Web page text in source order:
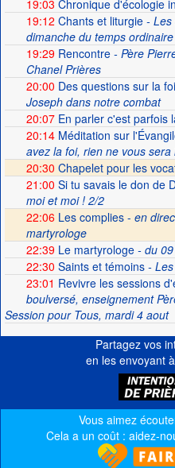
19:03 Chronique d'écologie
19:12 Chants et liturgie- Les
dimanche du temps ordinaire
19:29Rencontre- Père
Chanel Prières
20:00 Des questions sur la
Joseph dans notre combat
20:07En parler c'est parfois
20:14Méditation sur
avez la foi, rien ne vous sera
20:30 Chapelet pour les
21:00 Si tu savais le don de
moi et moi ! 2/2
22:06 Les complies - en
martyrologe
22:39Le martyrologe- du 09
22:30 Saints et témoins- Les
23:01 Revivre les sessions
boulversé, enseignement
Session pour Tous, mardi 4 aout
Partagez vos
en les envoyant
Vous aimez
Cela a un coût : aidez-